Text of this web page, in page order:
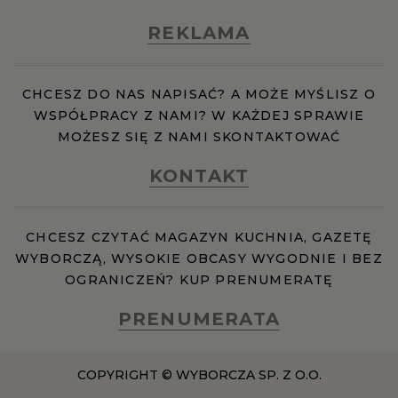
RZESZÓW
SOSNOWIEC
TRÓJMIASTO
WAŁBRZYCH
WARSZAWA
REKLAMA
CHCESZ DO NAS NAPISAĆ? A MOŻE MYŚLISZ O
WSPÓŁPRACY Z NAMI? W KAŻDEJ SPRAWIE
MOŻESZ SIĘ Z NAMI SKONTAKTOWAĆ
KONTAKT
CHCESZ CZYTAĆ MAGAZYN KUCHNIA, GAZETĘ
WYBORCZĄ, WYSOKIE OBCASY WYGODNIE I BEZ
OGRANICZEŃ? KUP PRENUMERATĘ
PRENUMERATA
COPYRIGHT © WYBORCZA SP. Z O.O.